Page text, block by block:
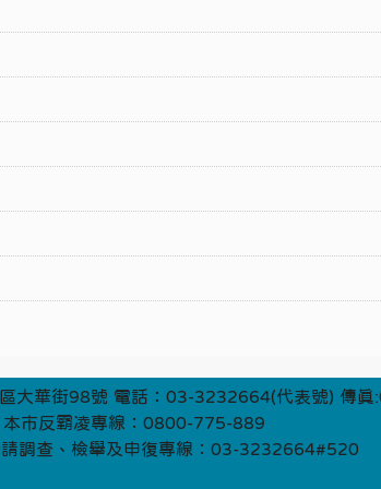
大華街98號 電話：03-3232664(代表號) 傳
本市反霸凌專線：0800-775-889
請調查、檢舉及申復專線：03-3232664#520